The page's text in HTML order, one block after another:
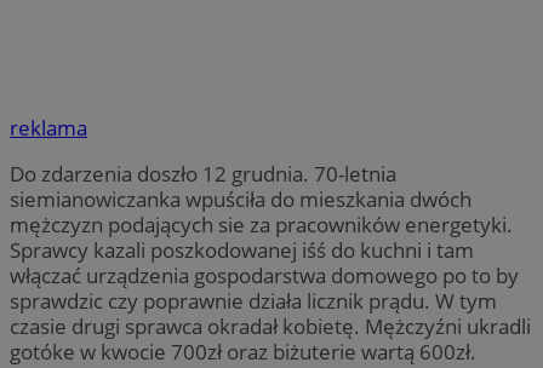
reklama
Do zdarzenia doszło 12 grudnia. 70-letnia
siemianowiczanka wpuściła do mieszkania dwóch
mężczyzn podających sie za pracowników energetyki.
Sprawcy kazali poszkodowanej iśś do kuchni i tam
włączać urządzenia gospodarstwa domowego po to by
sprawdzic czy poprawnie działa licznik prądu. W tym
czasie drugi sprawca okradał kobietę. Mężczyźni ukradli
gotóke w kwocie 700zł oraz biżuterie wartą 600zł.